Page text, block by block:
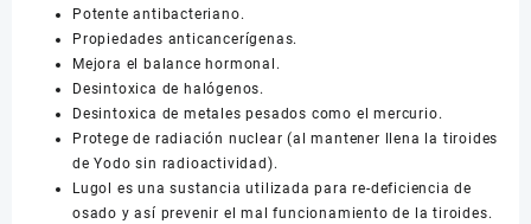
Potente antibacteriano.
Propiedades anticancerígenas.
Mejora el balance hormonal.
Desintoxica de halógenos.
Desintoxica de metales pesados como el mercurio.
Protege de radiación nuclear (al mantener llena la tiroides
de Yodo sin radioactividad).
Lugol es una sustancia utilizada para re-deficiencia de
osado y así prevenir el mal funcionamiento de la tiroides.